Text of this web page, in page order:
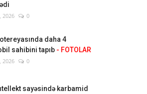
2026 0
daha 4
sahibini tapıb - FOTOLAR
2026 0
sayəsində karbamid